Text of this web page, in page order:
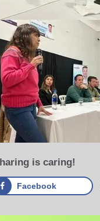
is caring!
Facebook